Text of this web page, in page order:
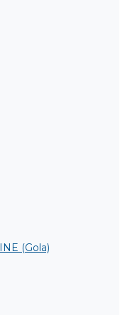
(Gola)